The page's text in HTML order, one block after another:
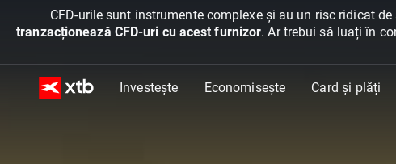
CFD-urile sunt instrumente complexe și au un risc ridicat
tranzacționează CFD-uri cu acest furnizor. Ar trebui să luați în
Investește Economisește Card și plăți